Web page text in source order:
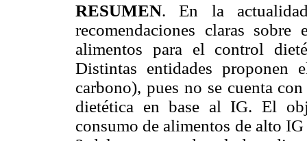
RESUMEN. En la
recomendaciones claras
alimentos para el control
Distintas entidades
carbono), pues no se cuenta
dietética en base al IG. El
consumo de alimentos de alto